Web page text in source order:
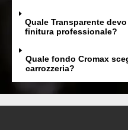
Quale Transparente
finitura professionale?
Quale fondo Cromax
carrozzeria?